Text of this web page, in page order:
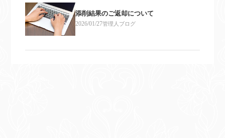
添削結果のご返却について
2026/01/27管理人ブログ